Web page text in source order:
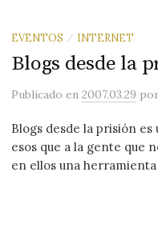
EVENTOS / INTERNET
Blogs desde la
Publicadoen2007.03.29
Blogs desde la prisión
esos que a la gente que
en ellos una